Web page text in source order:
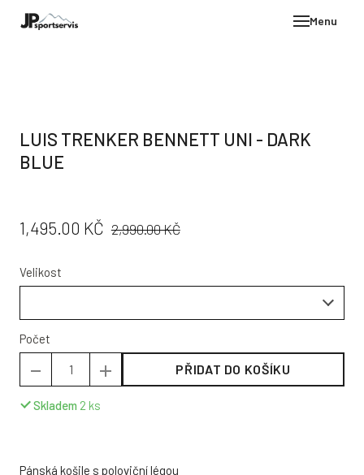
Menu
LUIS TRENKER BENNETT UNI - DARK
BLUE
CENA:
1,495.00 KČ PŮVODNÍ
2,990.00 KČ
Velikost
Počet
PŘIDAT DO KOŠÍKU
Skladem 2 ks
Pánská košile s poloviční légou